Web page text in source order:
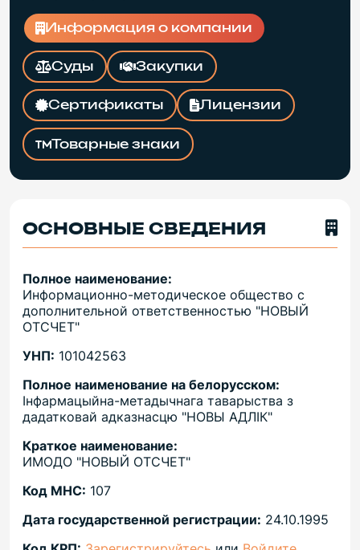
Информация о компании
Суды Закупки
Сертификаты Лицензии
Товарные знаки
ОСНОВНЫЕ СВЕДЕНИЯ
Полное наименование:
Информационно-методическое общество с
дополнительной ответственностью "НОВЫЙ
ОТСЧЕТ"
УНП: 101042563
Полное наименование на белорусском:
Iнфармацыйна-метадычнага таварыства з
дадатковай адказнасцю "НОВЫ АДЛIК"
Краткое наименование:
ИМОДО "НОВЫЙ ОТСЧЕТ"
Код МНС: 107
Дата государственной регистрации: 24.10.1995